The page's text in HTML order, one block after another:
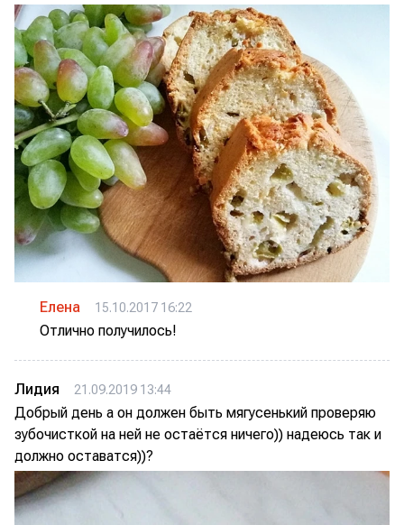
Елена 15.10.2017 16:22
Отлично получилось!
Лидия 21.09.2019 13:44
Добрый день а он должен быть мягусенький проверяю
зубочисткой на ней не остаётся ничего)) надеюсь так и
должно оставатся))?